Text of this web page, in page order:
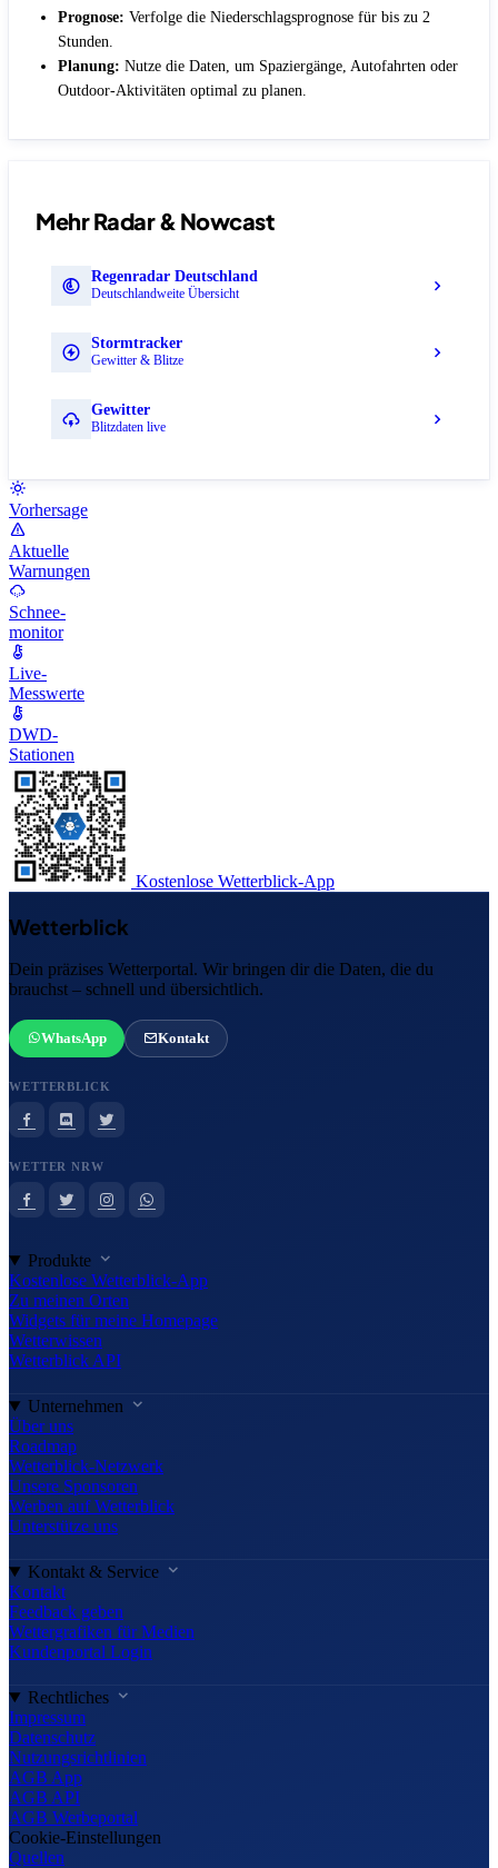
Prognose: Verfolge die Niederschlagsprognose für bis zu 2
Stunden.
Planung: Nutze die Daten, um Spaziergänge, Autofahrten oder
Outdoor-Aktivitäten optimal zu planen.
Mehr Radar & Nowcast
Regenradar Deutschland
Deutschlandweite Übersicht
Stormtracker
Gewitter & Blitze
Gewitter
Blitzdaten live
Vorhersage
Aktuelle
Warnungen
Schnee-
monitor
Live-
Messwerte
DWD-
Stationen
Kostenlose Wetterblick-App
Wetterblick
Dein präzises Wetterportal. Wir bringen dir die Daten, die du
brauchst – schnell und übersichtlich.
WhatsApp Kontakt
WETTERBLICK
WETTER NRW
Produkte
Kostenlose Wetterblick-App
Zu meinen Orten
Widgets für meine Homepage
Wetterwissen
Wetterblick API
Unternehmen
Über uns
Roadmap
Wetterblick-Netzwerk
Unsere Sponsoren
Werben auf Wetterblick
Unterstütze uns
Kontakt & Service
Kontakt
Feedback geben
Wettergrafiken für Medien
Kundenportal Login
Rechtliches
Impressum
Datenschutz
Nutzungsrichtlinien
AGB App
AGB API
AGB Werbeportal
Cookie-Einstellungen
Quellen